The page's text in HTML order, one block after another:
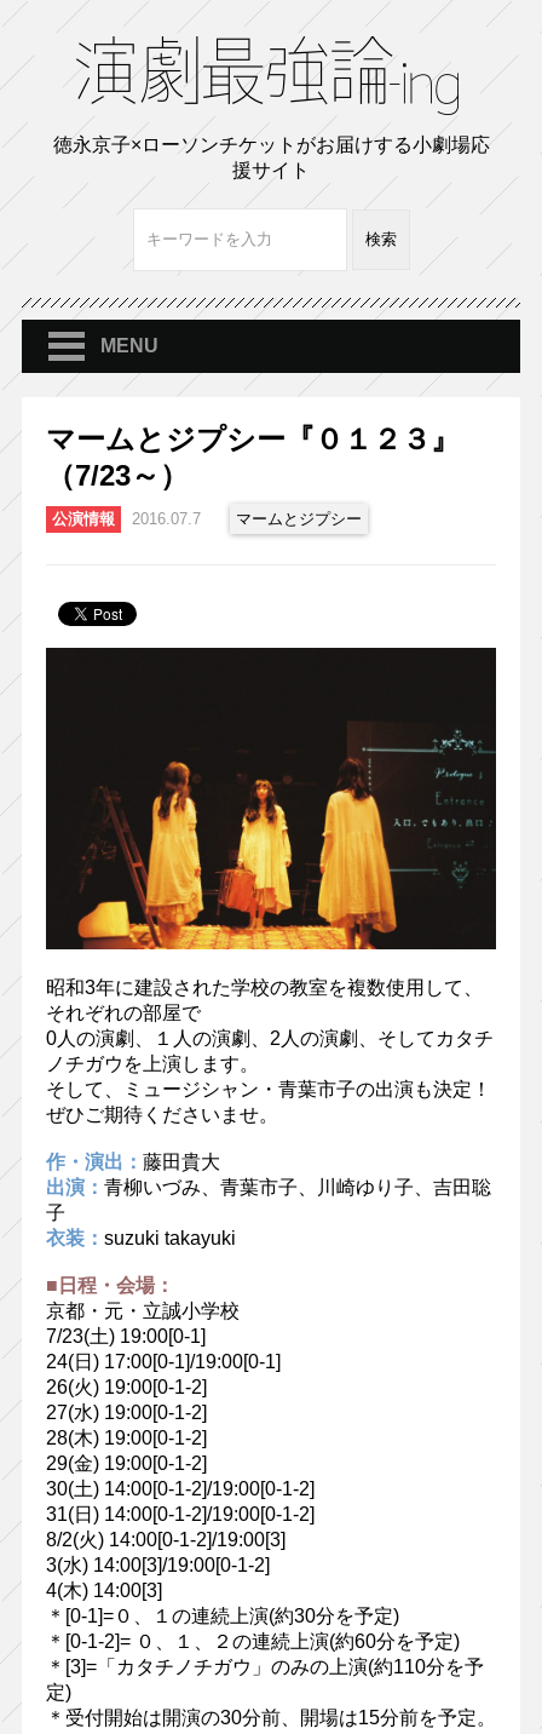
徳永京子×ローソンチケットがお届けする小劇場応
援サイト
MENU
マームとジプシー『０１２３』
（7/23～）
公演情報 2016.07.7 マームとジプシー
昭和3年に建設された学校の教室を複数使用して、
それぞれの部屋で
0人の演劇、１人の演劇、2人の演劇、そしてカタチ
ノチガウを上演します。
そして、ミュージシャン・青葉市子の出演も決定！
ぜひご期待くださいませ。
作・演出： 藤田貴大
出演： 青柳いづみ、青葉市子、川崎ゆり子、吉田聡
子
衣装： suzuki takayuki
■日程・会場：
京都・元・立誠小学校
7/23(土) 19:00[0-1]
24(日) 17:00[0-1]/19:00[0-1]
26(火) 19:00[0-1-2]
27(水) 19:00[0-1-2]
28(木) 19:00[0-1-2]
29(金) 19:00[0-1-2]
30(土) 14:00[0-1-2]/19:00[0-1-2]
31(日) 14:00[0-1-2]/19:00[0-1-2]
8/2(火) 14:00[0-1-2]/19:00[3]
3(水) 14:00[3]/19:00[0-1-2]
4(木) 14:00[3]
＊[0-1]=０、１の連続上演(約30分を予定)
＊[0-1-2]= ０、１、２の連続上演(約60分を予定)
＊[3]=「カタチノチガウ」のみの上演(約110分を予
定)
＊受付開始は開演の30分前、開場は15分前を予定。